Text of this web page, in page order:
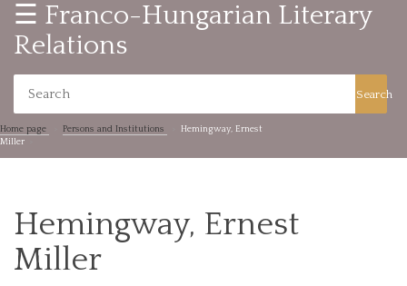
☰ Franco-Hungarian Literary
Relations
Search
Home page Persons and Institutions
Hemingway, Ernest
Miller
Hemingway, Ernest
Miller